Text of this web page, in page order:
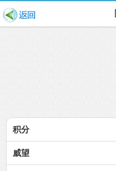
积分
威望